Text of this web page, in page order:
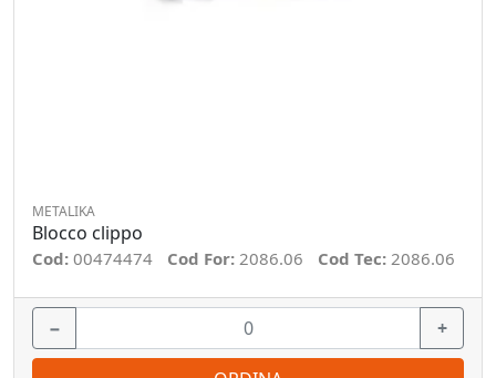
METALIKA
Blocco clippo
Cod: 00474474 Cod For: 2086.06 Cod Tec: 2086.06
− +